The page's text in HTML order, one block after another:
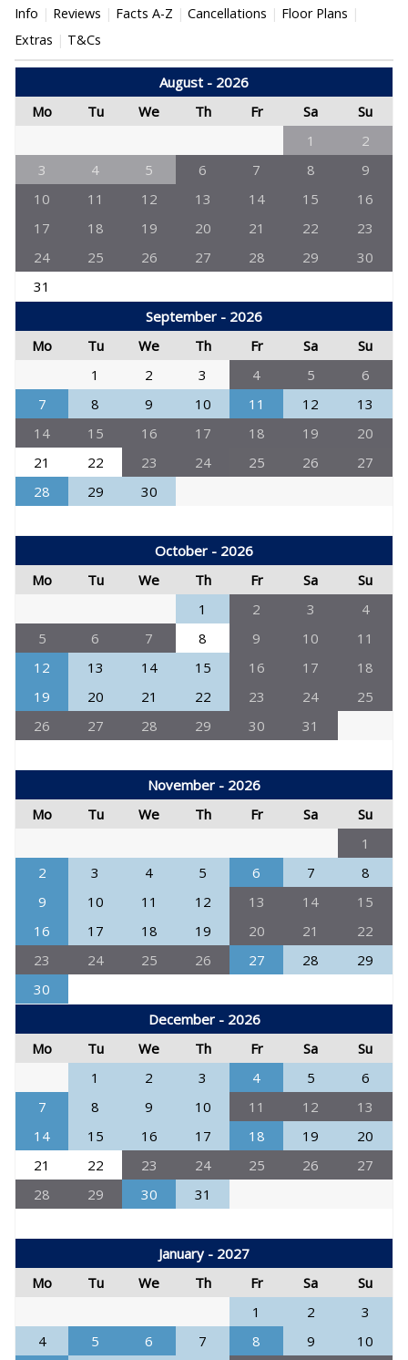
Info Reviews Facts A-Z Cancellations
Floor Plans
Extras
T&Cs
August - 2026
Mo
Tu We Th Fr Sa
Su
1
2
3
4 5 6 7 8
9
10
11 12 13 14 15
16
17
18 19 20 21 22
23
24
25 26 27 28 29
30
31
September - 2026
Mo
Tu We Th Fr Sa
Su
1
2 3 4 5
6
7
8 9 10 11 12
13
14
15 16 17 18 19
20
21
22 23 24 25 26
27
28
29 30
October - 2026
Mo
Tu We Th Fr Sa
Su
1
2 3
4
5
6 7 8 9 10
11
12
13 14 15 16 17
18
19
20 21 22 23 24
25
26
27 28 29 30 31
November - 2026
Mo
Tu We Th Fr Sa
Su
1
2
3 4 5 6 7
8
9
10 11 12 13 14
15
16
17 18 19 20 21
22
23
24 25 26 27 28
29
30
December - 2026
Mo
Tu We Th Fr Sa
Su
1
2 3 4 5
6
7
8 9 10 11 12
13
14
15 16 17 18 19
20
21
22 23 24 25 26
27
28
29 30 31
January - 2027
Mo
Tu We Th Fr Sa
Su
1
2
3
4
5 6 7 8 9
10